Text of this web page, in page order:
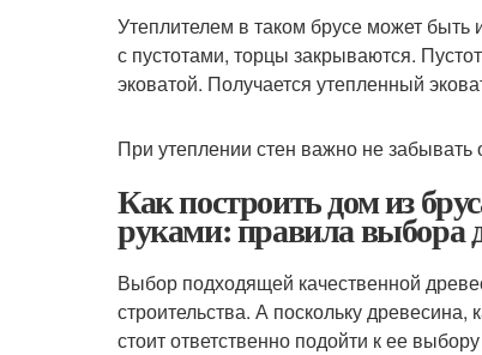
Утеплителем в таком брусе может
с пустотами, торцы закрываются.
эковатой. Получается утепленный
При утеплении стен важно не забывать
Как построить дом из
руками: правила выбора
Выбор подходящей качественной
строительства. А поскольку
стоит ответственно подойти к ее